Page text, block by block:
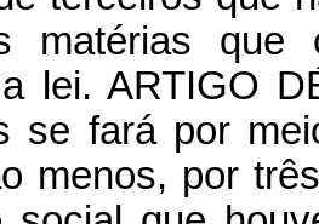
matérias que
lei. ARTIGO
se fará por
menos, por